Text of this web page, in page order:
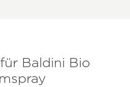
Baldini Bio